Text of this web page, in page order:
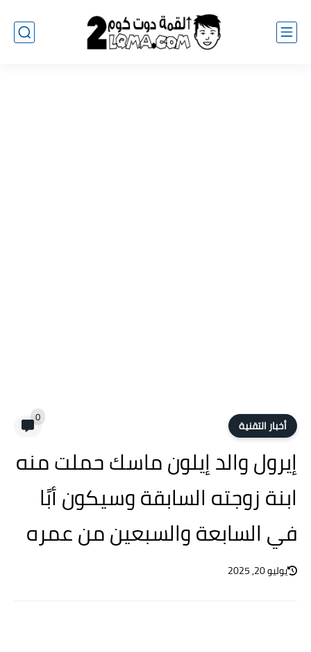
أخبار التقنية 0
إيرول والد إيلون ماسك حملت منه
ابنة زوجته السابقة وسيكون أبًا
في السابعة والسبعين من عمره
يوليو 20, 2025